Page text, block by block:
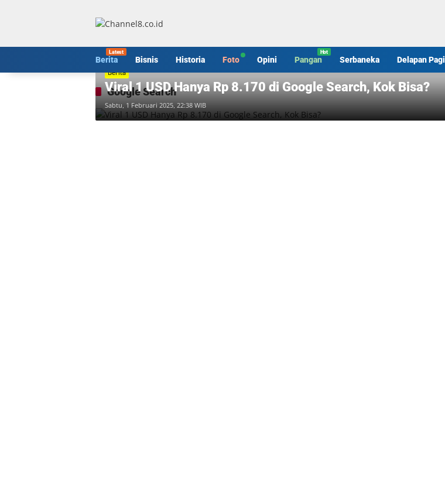
Berita Bisnis Historia Foto Opini Pangan Serbaneka Delapan Pagi
Google Search
Berita
Viral 1 USD Hanya Rp 8.170 di Google Search, Kok Bisa?
Sabtu, 1 Februari 2025, 22:38 WIB